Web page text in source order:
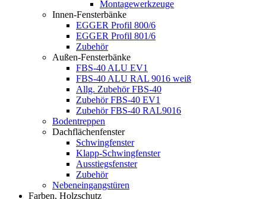
Montagewerkzeuge
Innen-Fensterbänke
EGGER Profil 800/6
EGGER Profil 801/6
Zubehör
Außen-Fensterbänke
FBS-40 ALU EV1
FBS-40 ALU RAL 9016 weiß
Allg. Zubehör FBS-40
Zubehör FBS-40 EV1
Zubehör FBS-40 RAL9016
Bodentreppen
Dachflächenfenster
Schwingfenster
Klapp-Schwingfenster
Ausstiegsfenster
Zubehör
Nebeneingangstüren
Farben, Holzschutz